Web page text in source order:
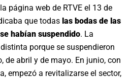
página web de RTVE el 13 de
que todas las bodas de las
habían suspendido. La
porque se suspendieron
de abril y de mayo. En junio, con
empezó a revitalizarse el sector,